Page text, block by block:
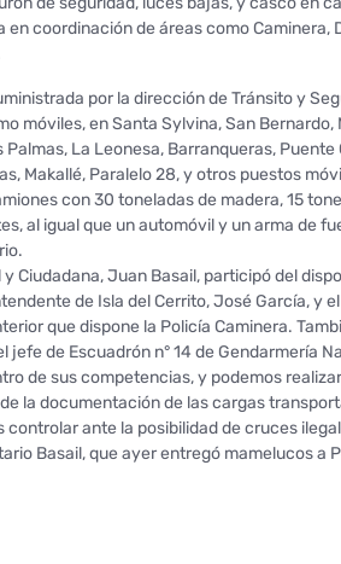
coordinación de áreas como Caminera,
por la dirección de Tránsito y
móviles, en Santa Sylvina, San
La Leonesa, Barranqueras,
Makallé, Paralelo 28, y otros puestos
con 30 toneladas de madera, 15
al igual que un automóvil y un arma de
Ciudadana, Juan Basail, participó del
de Isla del Cerrito, José García, y
que dispone la Policía Caminera.
de Escuadrón n° 14 de Gendarmería
de sus competencias, y podemos
la documentación de las cargas
ante la posibilidad de cruces
Basail, que ayer entregó mamelucos a